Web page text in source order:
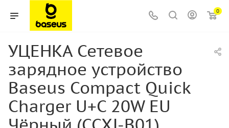
0
УЦЕНКА Сетевое
зарядное устройство
Baseus Compact Quick
Charger U+C 20W EU